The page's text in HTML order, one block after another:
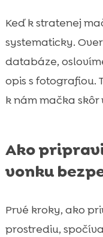
Keď k stratenej
systematicky.
databáze,
opis s fotografiou.
k nám mačka skôr
Ako
vonku
Prvé kroky, ako
prostrediu,